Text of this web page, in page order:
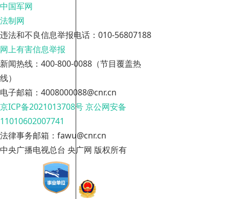
中国军网
法制网
违法和不良信息举报电话：010-56807188
网上有害信息举报
新闻热线：400-800-0088（节目覆盖热
线）
电子邮箱：4008000088@cnr.cn
京ICP备2021013708号京公网安备
11010602007741
法律事务邮箱：fawu@cnr.cn
中央广播电视总台 央广网 版权所有